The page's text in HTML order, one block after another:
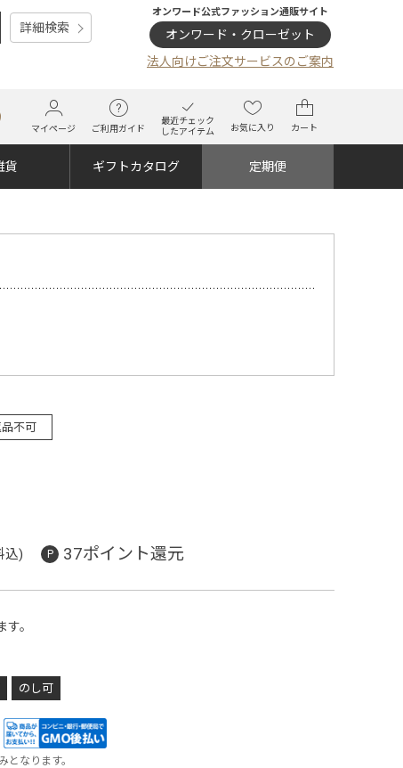
詳細検索
オンワード公式ファッション通販サイト
オンワード・クローゼット
法人向けご注文サービスのご案内
マイページ ご利用ガイド
最近チェック
したアイテム
お気に入り カート
貨 ギフトカタログ 定期便
不可
込) 37ポイント還元
。
のし可
なります。